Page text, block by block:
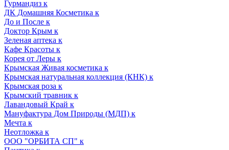
Гурмандиз к
ДК Домашняя Косметика к
До и После к
Доктор Крым к
Зеленая аптека к
Кафе Красоты к
Корея от Леры к
Крымская Живая косметика к
Крымская натуральная коллекция (КНК) к
Крымская роза к
Крымский травник к
Лавандовый Край к
Мануфактура Дом Природы (МДП) к
Мечта к
Неотложка к
ООО "ОРБИТА СП" к